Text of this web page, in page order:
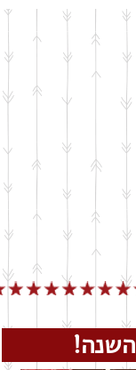
השנה!